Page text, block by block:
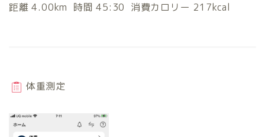
距離 4.00km 時間 45:30 消費カロリー 217kcal
体重測定